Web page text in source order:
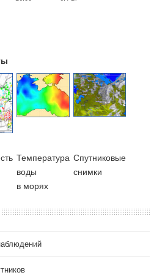
Температура
воды
в морях
Cпутниковые
снимки